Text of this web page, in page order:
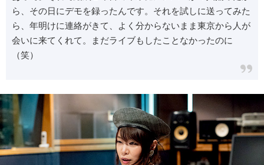
ら、その日にデモを録ったんです。それを試しに送ってみた
ら、年明けに連絡がきて、よく分からないまま東京から人が
会いに来てくれて。まだライブもしたことなかったのに
（笑）